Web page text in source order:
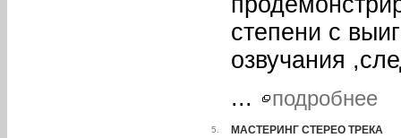
степени с
озвучания
...
подробнее
5. МАСТЕРИНГ СТЕРЕО ТРЕКА